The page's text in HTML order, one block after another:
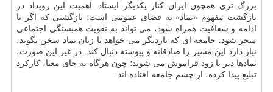
بزرگ تری همچون ایران کنار یکدیگر ایستاد. اهمیت این رویداد در
بازگشت مفهوم «نماد» به فضای عمومی است؛ بازگشتی که اگر با
ادامه و شفافیت همراه شود، می تواند به تقویت همبستگی اجتماعی
منجر شود. جامعه ای که باردیگر می خواهد با زبان نماد سخن بگوید،
نیاز دارد این مسیر را صادقانه و پیوسته دنبال کند. در غیر این صورت،
نمادها دیر یا زود فراموش می شوند؛ چون هرگاه به جای معنا، کارکرد
تبلیغ پیدا کرده، از چشم جامعه افتاده اند.